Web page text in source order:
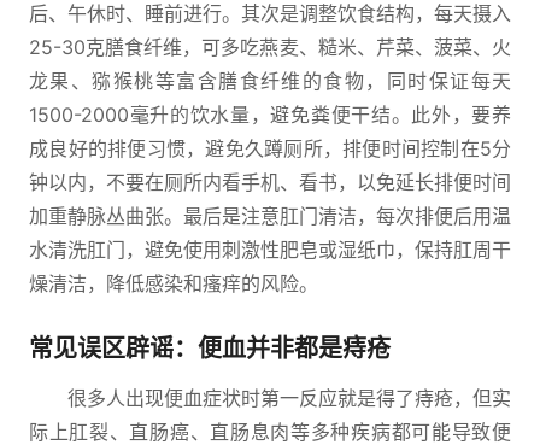
后、午休时、睡前进行。其次是调整饮食结构，每天摄入
25-30克膳食纤维，可多吃燕麦、糙米、芹菜、菠菜、火
龙果、猕猴桃等富含膳食纤维的食物，同时保证每天
1500-2000毫升的饮水量，避免粪便干结。此外，要养
成良好的排便习惯，避免久蹲厕所，排便时间控制在5分
钟以内，不要在厕所内看手机、看书，以免延长排便时间
加重静脉丛曲张。最后是注意肛门清洁，每次排便后用温
水清洗肛门，避免使用刺激性肥皂或湿纸巾，保持肛周干
燥清洁，降低感染和瘙痒的风险。
常见误区辟谣：便血并非都是痔疮
很多人出现便血症状时第一反应就是得了痔疮，但实
际上肛裂、直肠癌、直肠息肉等多种疾病都可能导致便